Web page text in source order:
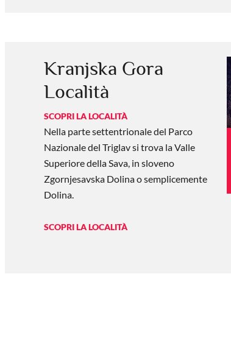
Kranjska Gora
Località
SCOPRI LA LOCALITÀ
Nella parte settentrionale del Parco
Nazionale del Triglav si trova la Valle
Superiore della Sava, in sloveno
Zgornjesavska Dolina o semplicemente
Dolina.
SCOPRI LA LOCALITÀ